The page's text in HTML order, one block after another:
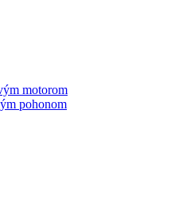
motorom
pohonom